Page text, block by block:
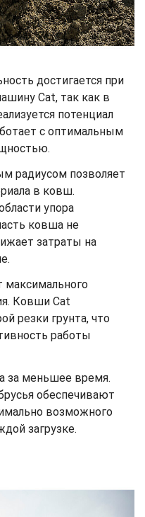
достигается при
Cat, так как в
потенциал
с оптимальным
радиусом позволяет
в ковш.
упора
ковша не
затраты на
максимального
Ковши Cat
резки грунта, что
работы
за меньшее время.
обеспечивают
возможного
загрузке.